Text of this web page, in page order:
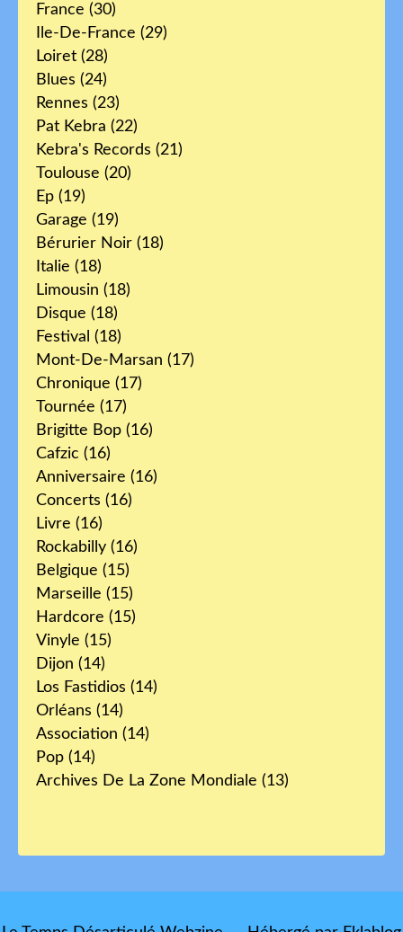
France (30)
Ile-De-France (29)
Loiret (28)
Blues (24)
Rennes (23)
Pat Kebra (22)
Kebra's Records (21)
Toulouse (20)
Ep (19)
Garage (19)
Bérurier Noir (18)
Italie (18)
Limousin (18)
Disque (18)
Festival (18)
Mont-De-Marsan (17)
Chronique (17)
Tournée (17)
Brigitte Bop (16)
Cafzic (16)
Anniversaire (16)
Concerts (16)
Livre (16)
Rockabilly (16)
Belgique (15)
Marseille (15)
Hardcore (15)
Vinyle (15)
Dijon (14)
Los Fastidios (14)
Orléans (14)
Association (14)
Pop (14)
Archives De La Zone Mondiale (13)